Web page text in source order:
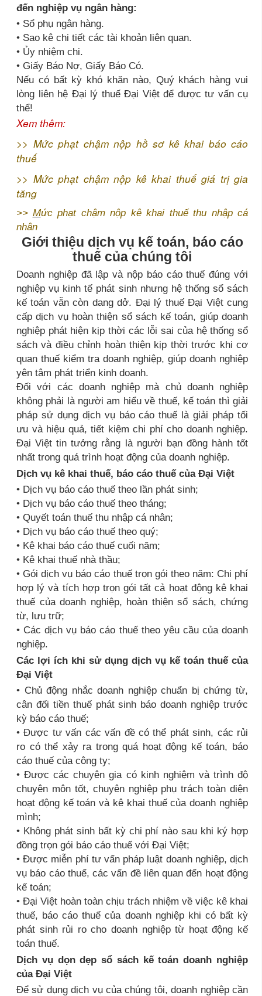
đến nghiệp vụ ngân hàng:
• Sổ phụ ngân hàng.
• Sao kê chi tiết các tài khoản liên quan.
• Ủy nhiệm chi.
• Giấy Báo Nợ, Giấy Báo Có.
Nếu có bất kỳ khó khăn nào, Quý khách hàng vui
lòng liên hệ Đại lý thuế Đại Việt để được tư vấn cụ
thể!
Xem thêm:
>> Mức phạt chậm nộp hồ sơ kê khai báo cáo
thuế
>> Mức phạt chậm nộp kê khai thuế giá trị gia
tăng
>> Mức phạt chậm nộp kê khai thuế thu nhập cá
nhân
Giới thiệu dịch vụ kế toán, báo cáo
thuế của chúng tôi
Doanh nghiệp đã lập và nộp báo cáo thuế đúng với
nghiệp vụ kinh tế phát sinh nhưng hệ thống sổ sách
kế toán vẫn còn dang dở. Đại lý thuế Đại Việt cung
cấp dịch vụ hoàn thiện sổ sách kế toán, giúp doanh
nghiệp phát hiện kịp thời các lỗi sai của hệ thống sổ
sách và điều chỉnh hoàn thiện kịp thời trước khi cơ
quan thuế kiểm tra doanh nghiệp, giúp doanh nghiệp
yên tâm phát triển kinh doanh.
Đối với các doanh nghiệp mà chủ doanh nghiệp
không phải là người am hiểu về thuế, kế toán thì giải
pháp sử dụng dịch vụ báo cáo thuế là giải pháp tối
ưu và hiệu quả, tiết kiệm chi phí cho doanh nghiệp.
Đại Việt tin tưởng rằng là người bạn đồng hành tốt
nhất trong quá trình hoạt động của doanh nghiệp.
Dịch vụ kê khai thuế, báo cáo thuế của Đại Việt
• Dịch vụ báo cáo thuế theo lần phát sinh;
• Dịch vụ báo cáo thuế theo tháng;
• Quyết toán thuế thu nhập cá nhân;
• Dịch vụ báo cáo thuế theo quý;
• Kê khai báo cáo thuế cuối năm;
• Kê khai thuế nhà thầu;
• Gói dịch vụ báo cáo thuế trọn gói theo năm: Chi phí
hợp lý và tích hợp trọn gói tất cả hoạt động kê khai
thuế của doanh nghiệp, hoàn thiện sổ sách, chứng
từ, lưu trữ;
• Các dịch vụ báo cáo thuế theo yêu cầu của doanh
nghiệp.
Các lợi ích khi sử dụng dịch vụ kế toán thuế của
Đại Việt
• Chủ động nhắc doanh nghiệp chuẩn bị chứng từ,
cân đối tiền thuế phát sinh báo doanh nghiệp trước
kỳ báo cáo thuế;
• Được tư vấn các vấn đề có thể phát sinh, các rủi
ro có thể xảy ra trong quá hoạt động kế toán, báo
cáo thuế của công ty;
• Được các chuyên gia có kinh nghiệm và trình độ
chuyên môn tốt, chuyên nghiệp phụ trách toàn diện
hoạt động kế toán và kê khai thuế của doanh nghiệp
mình;
• Không phát sinh bất kỳ chi phí nào sau khi ký hợp
đồng trọn gói báo cáo thuế với Đại Việt;
• Được miễn phí tư vấn pháp luật doanh nghiệp, dịch
vụ báo cáo thuế, các vấn đề liên quan đến hoạt động
kế toán;
• Đại Việt hoàn toàn chịu trách nhiệm về việc kê khai
thuế, báo cáo thuế của doanh nghiệp khi có bất kỳ
phát sinh rủi ro cho doanh nghiệp từ hoạt động kế
toán thuế.
Dịch vụ dọn dẹp sổ sách kế toán doanh nghiệp
của Đại Việt
Để sử dụng dịch vụ của chúng tôi, doanh nghiệp cần